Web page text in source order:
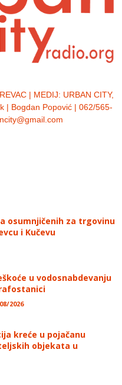
| MEDIJ: URBAN CITY,
| Bogdan Popović | 062/565-
osumnjičenih za trgovinu
i Kučevu
u vodosnabdevanju
2026
kreće u pojačanu
objekata u